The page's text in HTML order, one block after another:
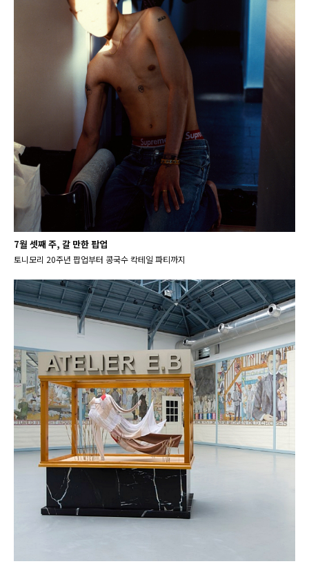
7월 셋째 주, 갈 만한 팝업
토니모리 20주년 팝업부터 콩국수 칵테일 파티까지